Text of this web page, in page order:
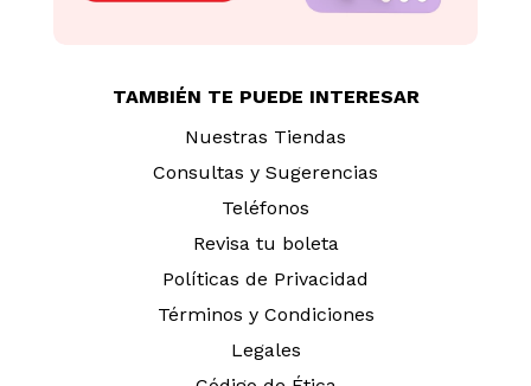
TAMBIÉN TE PUEDE INTERESAR
Nuestras Tiendas
Consultas y Sugerencias
Teléfonos
Revisa tu boleta
Políticas de Privacidad
Términos y Condiciones
Legales